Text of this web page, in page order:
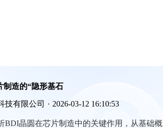
制造的“隐形基石
技有限公司 · 2026-03-12 16:10:53
BDI晶圆在芯片制造中的关键作用，从基础概